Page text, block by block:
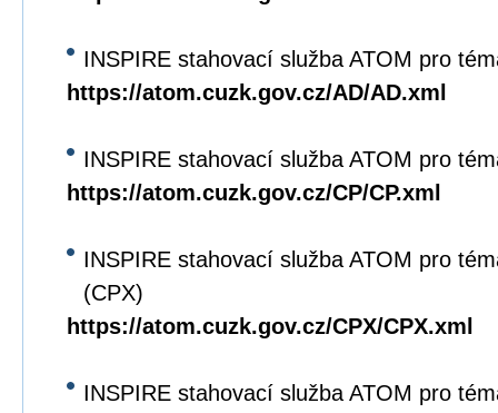
INSPIRE stahovací služba ATOM pro
https://atom.cuzk.gov.cz/AD/AD.xml
INSPIRE stahovací služba ATOM pro
https://atom.cuzk.gov.cz/CP/CP.xml
INSPIRE stahovací služba ATOM pro
(CPX)
https://atom.cuzk.gov.cz/CPX/CPX.xml
INSPIRE stahovací služba ATOM pro